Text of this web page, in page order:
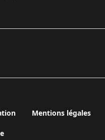
Mentions légales